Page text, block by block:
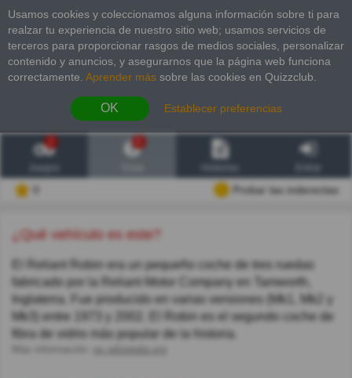
Usamos cookies y coleccionamos alguna información sobre ti para
realzar tu experiencia de nuestro sitio web; usamos servicios de
terceros para proporcionar rasgos de medios sociales, personalizar
contenido y anuncios, y asegurarnos que la página web funciona
correctamente. Aprender más sobre las cookies en Quizzclub.
OK Establecer preferencias
2
Probar las inderectas
¿Qué vehículo es este?
El Reliant Robin era un pequeño coche de tres ruedas
fabricado por la Reliant Motor Company en Tamworth,
Inglaterra. Fue producido en varias versiones (Mk1, Mk2 y
Mk3) entre 1973 y 2002. El Robin es el segundo coche de
fibra de vidrio más popular de la historia.
es.wikipedia.org